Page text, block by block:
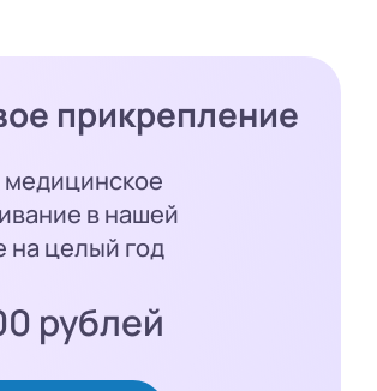
прикрепление
в нашей
на целый год
рублей